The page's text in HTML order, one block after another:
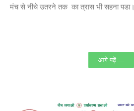
मंच से नीचे उतरने तक का त्रास भी सहना पडा।
आगे पढ़ें....